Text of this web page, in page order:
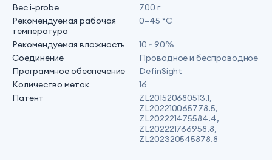
Вес i-probe
700 г
Рекомендуемая рабочая
температура
0–45 °C
Рекомендуемая влажность
10 ~ 90%
Соединение
Проводное и беспроводное
Программное обеспечение
DefinSight
Количество меток
16
Патент
ZL201520680513.1,
ZL202210065778.5,
ZL202221475584.4,
ZL202221766958.8,
ZL202320545878.8